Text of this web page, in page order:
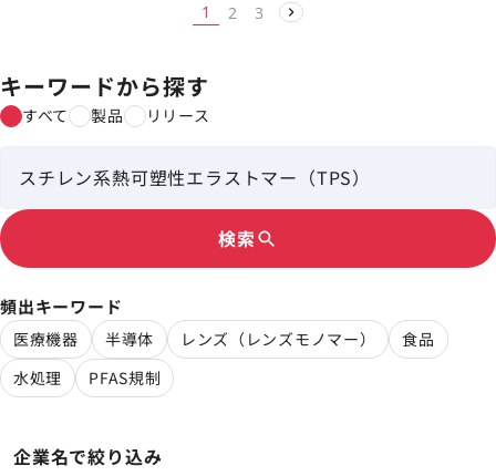
1 2 3
企業名で絞り込み
キーワードから探す
すべて 製品 リリース
検索 search
頻出キーワード
医療機器 半導体 レンズ（レンズモノマー）
食品
水処理
PFAS規制